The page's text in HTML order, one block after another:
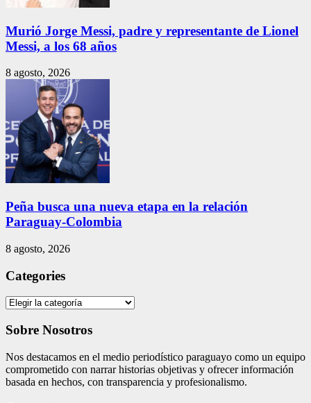
Murió Jorge Messi, padre y representante de Lionel
Messi, a los 68 años
8 agosto, 2026
Peña busca una nueva etapa en la relación
Paraguay-Colombia
8 agosto, 2026
Categories
Categories
Sobre Nosotros
Nos destacamos en el medio periodístico paraguayo como un equipo
comprometido con narrar historias objetivas y ofrecer información
basada en hechos, con transparencia y profesionalismo.